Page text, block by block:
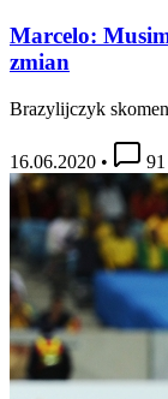
Marcelo:
zmian
Brazylijczyk
16.06.2020 • 91